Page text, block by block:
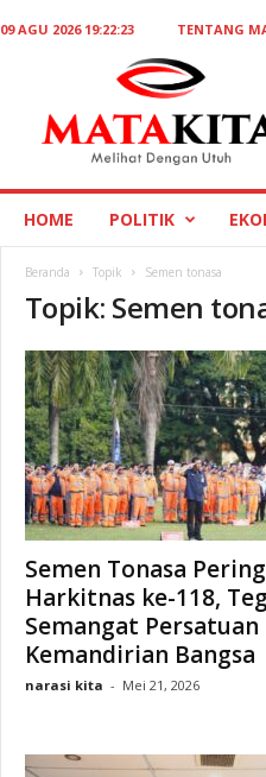
09 AGU 2026 19:22:23 TENTANG
HOME POLITIK
Beranda Topik Semen tonasa
Topik: Semen
Semen Tonasa
Harkitnas ke-118,
Semangat Persatuan
Kemandirian Bangsa
narasi kita - Mei 21, 2026